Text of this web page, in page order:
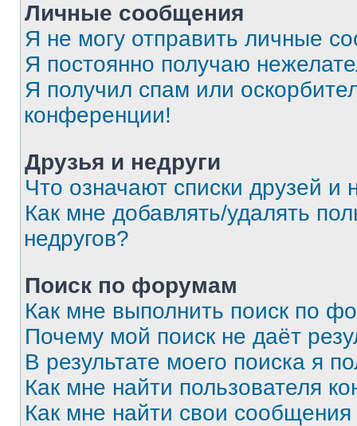
Личные сообщения
Я не могу отправить личные
Я постоянно получаю
Я получил спам или
конференции!
Друзья и недруги
Что означают списки друзей и
Как мне добавлять/удалять
недругов?
Поиск по форумам
Как мне выполнить поиск по
Почему мой поиск не даёт
В результате моего поиска я
Как мне найти пользователя
Как мне найти свои